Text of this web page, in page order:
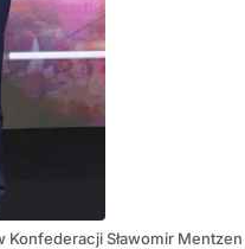
Sławomir